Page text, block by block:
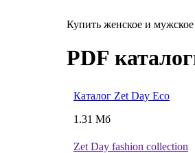
Купить женское и
PDF
Каталог Zet Day Eco
1.31 Мб
Zet Day fashion collection